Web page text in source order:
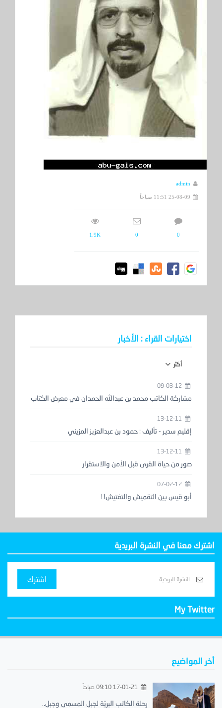
admin
25-08-09 11:51 صباحاً
0
0
1.9K
اختيارات القراء : الأخبار
أكثر
مشاركة الكاتب محمد بن عبدالله الحمدان في معرض الكتاب
إقليم سدير - تأليف : حمود بن عبدالعزيز المزيني
صور من حياة القرى قبل الأمن والاستقرار
أبو قيس بين التقميش والتفتيش!!
اشترك معنا في النشرة البريدية
اشترك
My Twitter
أخر المواضيع
رحلة الكاتب البريّة لجبل المسمى وجبل..